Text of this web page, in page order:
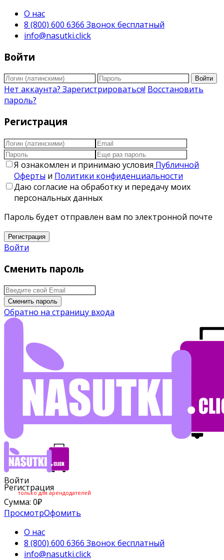
О нас
8 (800) 600 6366 Звонок бесплатный
info@nasutki.click
Войти
Войти
Нет аккаунта? Зарегистрироваться! Восстановить
пароль?
Регистрация
Я ознакомлен и принимаю условия Публичной
Оферты и Политики конфиденциальности
Даю согласие на обработку и передачу моих
персональных данных
Пароль будет отправлен вам по электронной почте
Регистрация
Войти
Сменить пароль
Сменить пароль
Обратно на страницу входа
Войти
Регистрация
только для арендодателей
Сумма: 0₽
ПросмотрОфомить
О нас
8 (800) 600 6366 Звонок бесплатный
info@nasutki.click